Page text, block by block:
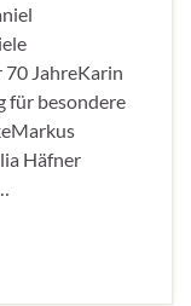
JahreKarin
für besondere
Häfner